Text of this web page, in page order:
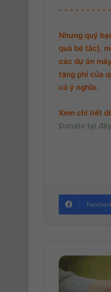
- - - - - - - - - -
Nhưng quý
quá bế tắc),
các dự án
tặng phí của
có ý nghĩa.
Xem chi tiết
Donate tại